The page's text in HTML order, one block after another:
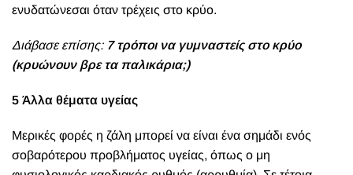
ενυδατώνεσαι όταν τρέχεις στο κρύο.
Διάβασε επίσης: 7 τρόποι να γυμναστείς στο κρύο
(κρυώνουν βρε τα παλικάρια;)
5 Άλλα θέματα υγείας
Μερικές φορές η ζάλη μπορεί να είναι ένα σημάδι ενός
σοβαρότερου προβλήματος υγείας, όπως ο μη